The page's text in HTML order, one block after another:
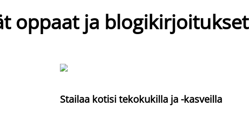
oppaat ja blogikirjoitukset
Stailaa kotisi tekokukilla ja -kasveilla